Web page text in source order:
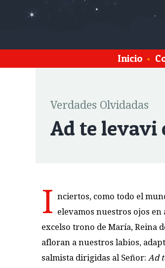
Inicio •
Verdades Olvidadas
Ad te levavi
I nciertos, como todo el
elevamos nuestros ojos
excelso trono de María, Reina
afloran a nuestros labios,
salmista dirigidas al Señor: Ad